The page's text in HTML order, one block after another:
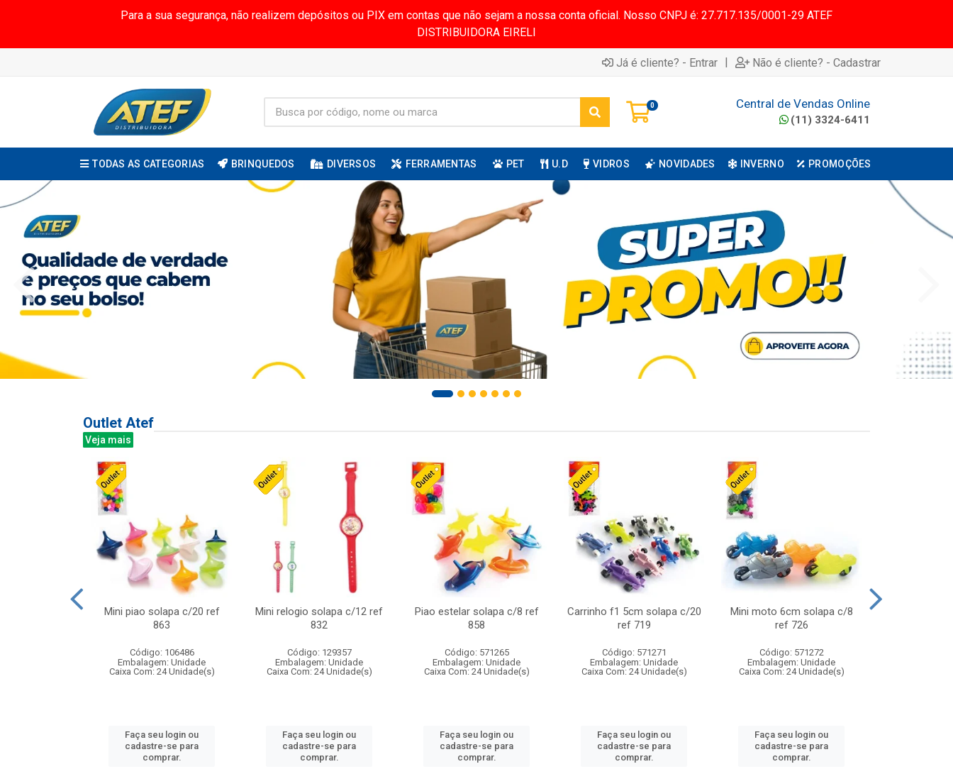
Para a sua segurança, não realizem depósitos ou PIX em contas que não sejam a nossa conta oficial. Nosso CNPJ é: 27.717.135/0001-29 ATEF
DISTRIBUIDORA EIRELI
Já é cliente? - Entrar | Não é cliente? - Cadastrar
0 Central de Vendas Online
(11) 3324-6411
TODAS AS CATEGORIAS BRINQUEDOS DIVERSOS FERRAMENTAS PET U.D VIDROS NOVIDADES INVERNO PROMOÇÕES
Outlet Atef
Veja mais
Mini piao solapa c/20 ref
863
Código: 106486
Embalagem: Unidade
Caixa Com: 24 Unidade(s)
Faça seu login ou
cadastre-se para
comprar.
Mini relogio solapa c/12 ref
832
Código: 129357
Embalagem: Unidade
Caixa Com: 24 Unidade(s)
Faça seu login ou
cadastre-se para
comprar.
Piao estelar solapa c/8 ref
858
Código: 571265
Embalagem: Unidade
Caixa Com: 24 Unidade(s)
Faça seu login ou
cadastre-se para
comprar.
Carrinho f1 5cm solapa c/20
ref 719
Código: 571271
Embalagem: Unidade
Caixa Com: 24 Unidade(s)
Faça seu login ou
cadastre-se para
comprar.
Mini moto 6cm solapa c/8
ref 726
Código: 571272
Embalagem: Unidade
Caixa Com: 24 Unidade(s)
Faça seu login ou
cadastre-se para
comprar.